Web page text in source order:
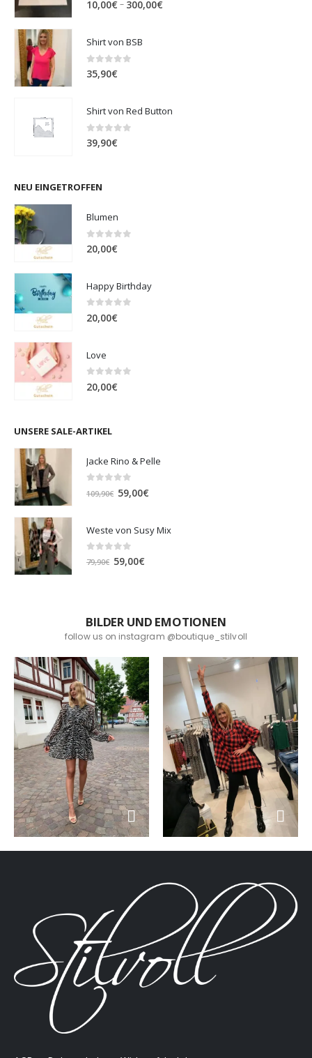
10,00€ – 300,00€
Shirt von BSB
0out of 5
35,90€
Shirt von Red Button
0 out of 5
39,90€
NEU EINGETROFFEN
Blumen
0 out of 5
20,00€
Happy Birthday
0 out of 5
20,00€
Love
0 out of 5
20,00€
UNSERE SALE-ARTIKEL
Jacke Rino & Pelle
out of 5
109,90€ Ursprünglicher
109,90€
59,00€
59,00€.
Weste von Susy Mix
out of 5
79,90€ Ursprünglicher
59,00€
BILDER UND EMOTIONEN
follow us on instagram @boutique_stilvoll